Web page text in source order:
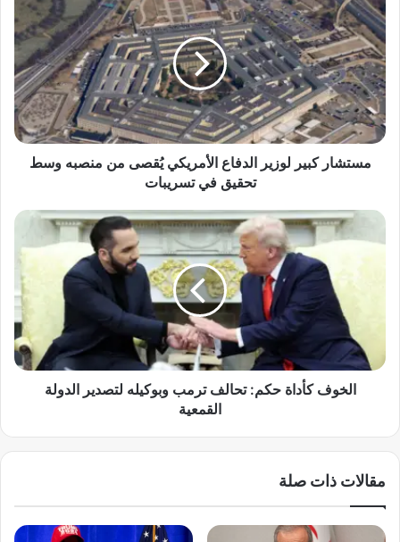
س
ت
ش
ا
ر
ك
ب
ي
ز
ع
م
ي
يُ
مستشار كبير لوزير الدفاع الأمريكي يُقصى من منصبه وسط
تحقيق في تسريبات
ا
ا
ت
ل
الخوف كأداة حكم: تحالف ترمب وبوكيله لتصدير الدولة
القمعية
مقالات ذات صلة